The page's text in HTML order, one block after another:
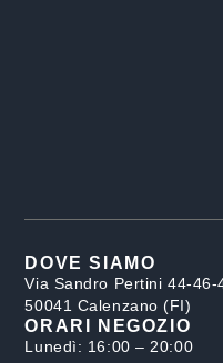
DOVE SIAMO
Via Sandro Pertini 44-46-
50041 Calenzano (FI)
ORARI NEGOZIO
Lunedì: 16:00 – 20:00